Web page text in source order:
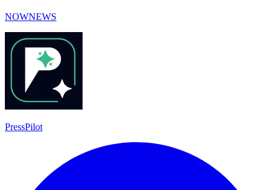
NOWNEWS
PressPilot